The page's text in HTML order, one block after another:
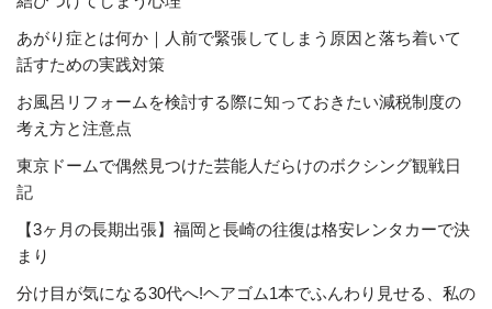
あがり症とは何か｜人前で緊張してしまう原因と落ち着いて
話すための実践対策
お風呂リフォームを検討する際に知っておきたい減税制度の
考え方と注意点
東京ドームで偶然見つけた芸能人だらけのボクシング観戦日
記
【3ヶ月の長期出張】福岡と長崎の往復は格安レンタカーで決
まり
分け目が気になる30代へ!ヘアゴム1本でふんわり見せる、私の